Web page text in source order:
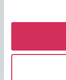
USA, Los